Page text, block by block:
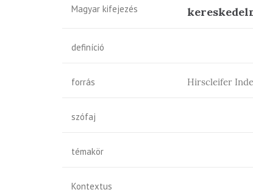
Magyar kifejezés
definíció
forrás Hirscleifer
szófaj
témakör
Kontextus